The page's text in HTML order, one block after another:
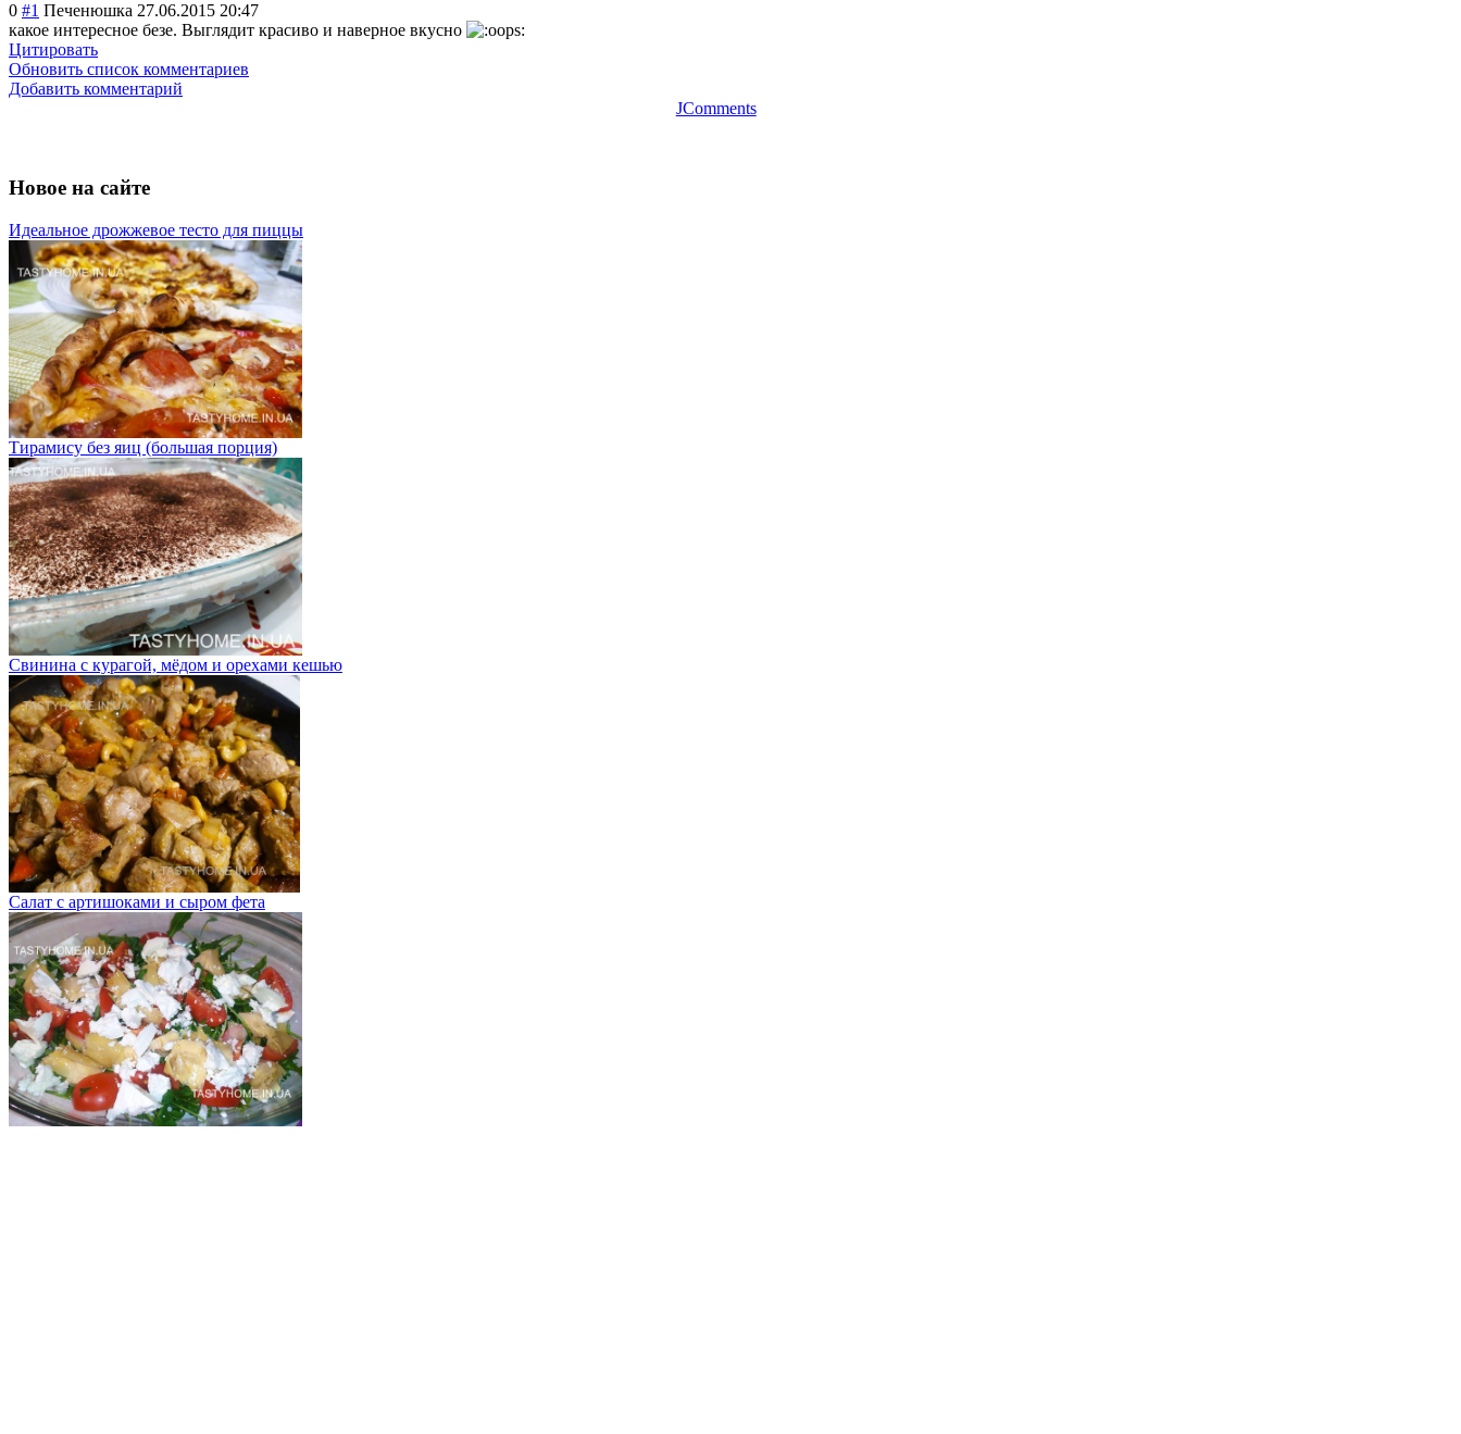
0 #1 Печенюшка 27.06.2015 20:47
какое интересное безе. Выглядит красиво и наверное вкусно
Цитировать
Обновить список комментариев
Добавить комментарий
JComments
Новое на сайте
Идеальное дрожжевое тесто для пиццы
Тирамису без яиц (большая порция)
Свинина с курагой, мёдом и орехами кешью
Салат с артишоками и сыром фета